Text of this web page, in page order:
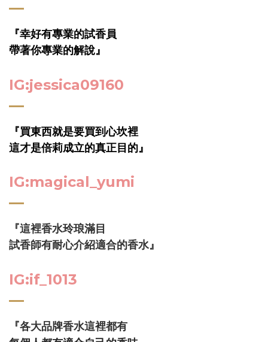
『幸好有專業的試香員
帶著你專業的解說』
IG:jessica09160
『買東西就是要買到心坎裡
這才是倍莉成立的真正目的』
IG:magical_yumi
『這裡香水玲琅滿目
試香師有耐心介紹適合的香水』
IG:if_1013
『各大品牌香水這裡都有